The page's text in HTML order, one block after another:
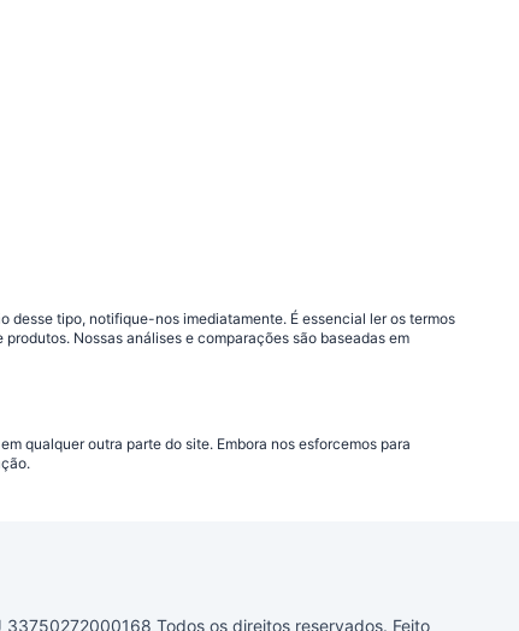
tipo, notifique-nos imediatamente. É essencial ler os termos
Nossas análises e comparações são baseadas em
qualquer outra parte do site. Embora nos esforcemos para
33750272000168 Todos os direitos reservados. Feito